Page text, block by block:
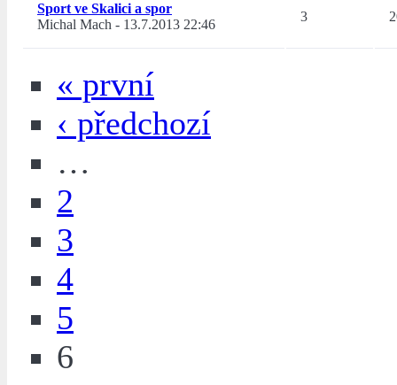
Sport ve Skalici a spor
Michal Mach - 13.7.2013 22:46
3
« první
‹ předchozí
…
2
3
4
5
6